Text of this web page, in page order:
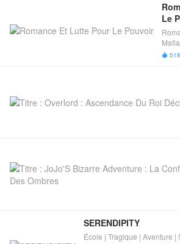
Le
 518
SERENDIPITY
École | Tragique | Aventure |